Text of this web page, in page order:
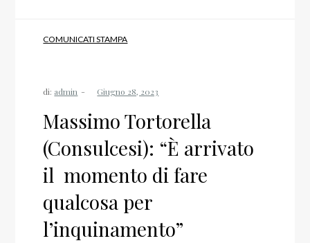
COMUNICATI STAMPA
di: admin
Massimo Tortorella
(Consulcesi): “È arrivato
il momento di fare
qualcosa per
l’inquinamento”